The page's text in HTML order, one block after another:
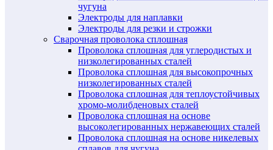
чугуна
Электроды для наплавки
Электроды для резки и строжки
Сварочная проволока сплошная
Проволока сплошная для углеродистых и
низколегированных сталей
Проволока сплошная для высокопрочных
низколегированных сталей
Проволока сплошная для теплоустойчивых
хромо-молибденовых сталей
Проволока сплошная на основе
высоколегированных нержавеющих сталей
Проволока сплошная на основе никелевых